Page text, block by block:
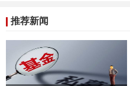
推荐新闻